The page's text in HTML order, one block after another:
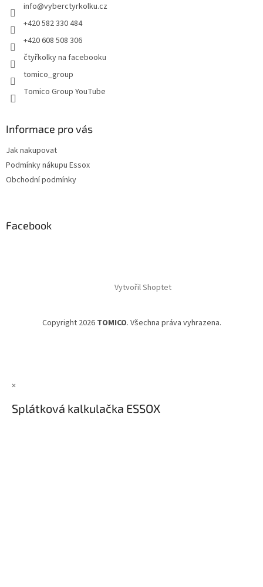
info@vyberctyrkolku.cz
+420 582 330 484
+420 608 508 306
čtyřkolky na facebooku
tomico_group
Tomico Group YouTube
Informace pro vás
Jak nakupovat
Podmínky nákupu Essox
Obchodní podmínky
Facebook
Vytvořil Shoptet
Copyright 2026 TOMICO. Všechna práva vyhrazena.
×
Splátková kalkulačka ESSOX